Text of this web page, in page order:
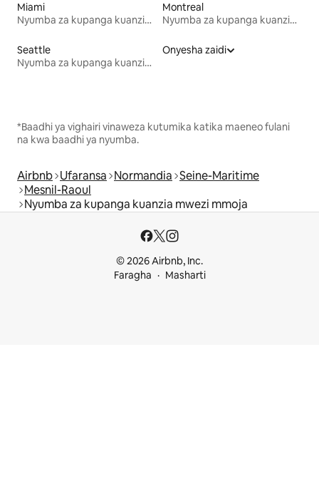
Miami
Nyumba za kupanga kuanzia mwezi mmoja
Montreal
Nyumba za kupanga kuanzia mwezi mmoja
Seattle
Nyumba za kupanga kuanzia mwezi mmoja
Onyesha zaidi
*Baadhi ya vighairi vinaweza kutumika katika maeneo fulani
na kwa baadhi ya nyumba.
Airbnb Ufaransa Normandia Seine-Maritime
Mesnil-Raoul
Nyumba za kupanga kuanzia mwezi mmoja
© 2026 Airbnb, Inc.
Faragha
Masharti